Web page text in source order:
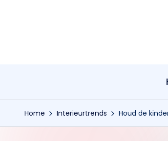
Home Interieurtrends Houd de